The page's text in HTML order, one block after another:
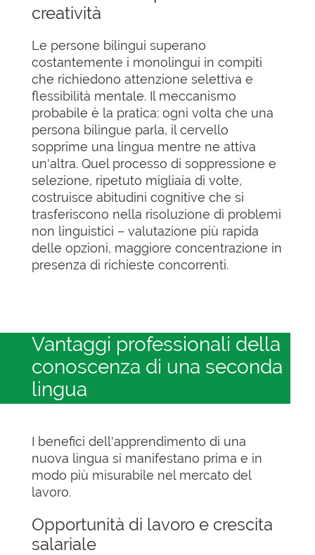
creatività
Le persone bilingui superano
costantemente i monolingui in compiti
che richiedono attenzione selettiva e
flessibilità mentale. Il meccanismo
probabile è la pratica: ogni volta che una
persona bilingue parla, il cervello
sopprime una lingua mentre ne attiva
un'altra. Quel processo di soppressione e
selezione, ripetuto migliaia di volte,
costruisce abitudini cognitive che si
trasferiscono nella risoluzione di problemi
non linguistici – valutazione più rapida
delle opzioni, maggiore concentrazione in
presenza di richieste concorrenti.
Vantaggi professionali della
conoscenza di una seconda
lingua
I benefici dell'apprendimento di una
nuova lingua si manifestano prima e in
modo più misurabile nel mercato del
lavoro.
Opportunità di lavoro e crescita
salariale